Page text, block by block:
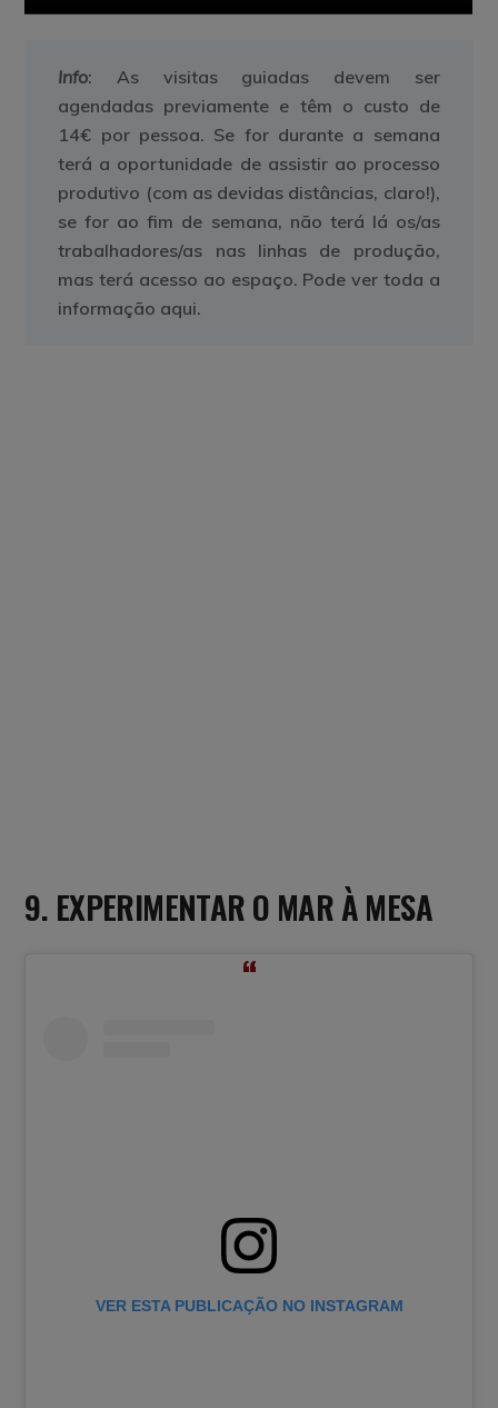
Info: As visitas guiadas devem ser
agendadas previamente e têm o custo de
14€ por pessoa. Se for durante a semana
terá a oportunidade de assistir ao processo
produtivo (com as devidas distâncias, claro!),
se for ao fim de semana, não terá lá os/as
trabalhadores/as nas linhas de produção,
mas terá acesso ao espaço. Pode ver toda a
informação aqui.
9. EXPERIMENTAR O MAR À MESA
VER ESTA PUBLICAÇÃO NO INSTAGRAM